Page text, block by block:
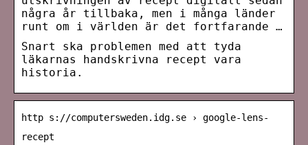
några år tillbaka, men i många länder
runt om i världen är det fortfarande …
Snart ska problemen med att tyda
läkarnas handskrivna recept vara
historia.
http s://computersweden.idg.se › google-lens-
recept